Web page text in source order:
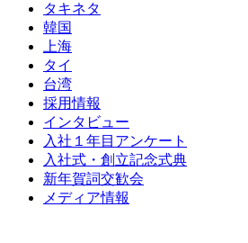
タキネタ
韓国
上海
タイ
台湾
採用情報
インタビュー
入社１年目アンケート
入社式・創立記念式典
新年賀詞交歓会
メディア情報